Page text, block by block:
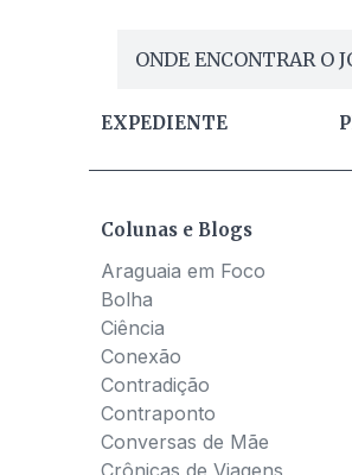
ONDE ENCONTRAR O
EXPEDIENTE
Colunas e Blogs
Araguaia em Foco
Bolha
Ciência
Conexão
Contradição
Contraponto
Conversas de Mãe
Crônicas de Viagens